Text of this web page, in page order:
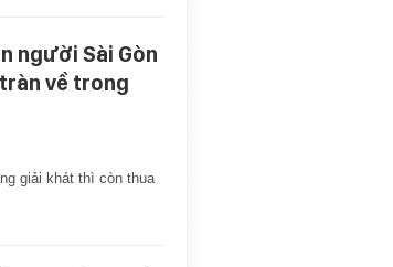
người Sài Gòn
về trong
giải khát thì còn thua